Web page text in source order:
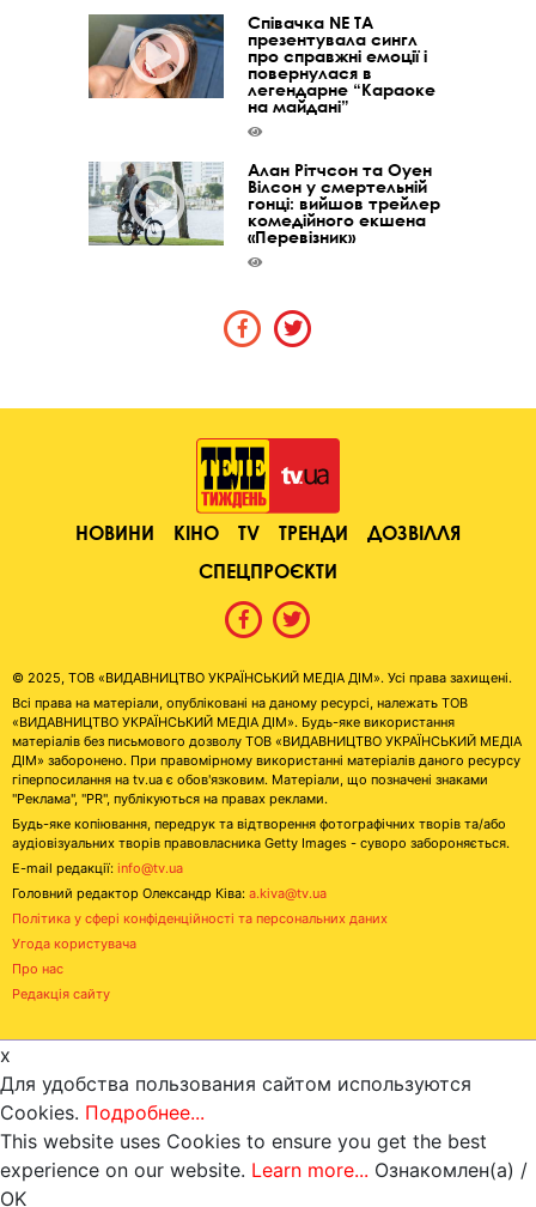
Співачка NE TA
презентувала сингл
про справжні емоції і
повернулася в
легендарне “Караоке
на майдані”
Алан Рітчсон та Оуен
Вілсон у смертельній
гонці: вийшов трейлер
комедійного екшена
«Перевізник»
НОВИНИ КІНО TV ТРЕНДИ
ДОЗВІЛЛЯ
СПЕЦПРОЄКТИ
© 2025, ТОВ «ВИДАВНИЦТВО УКРАЇНСЬКИЙ МЕДІА ДІМ». Усі права захищені.
Всі права на матеріали, опубліковані на даному ресурсі, належать ТОВ
«ВИДАВНИЦТВО УКРАЇНСЬКИЙ МЕДІА ДІМ». Будь-яке використання
матеріалів без письмового дозволу ТОВ «ВИДАВНИЦТВО УКРАЇНСЬКИЙ МЕДІА
ДІМ» заборонено. При правомірному використанні матеріалів даного ресурсу
гіперпосилання на tv.ua є обов'язковим. Матеріали, що позначені знаками
"Реклама", "PR", публікуються на правах реклами.
Будь-яке копіювання, передрук та відтворення фотографічних творів та/або
аудіовізуальних творів правовласника Getty Images - суворо забороняється.
E-mail редакції: info@tv.ua
Головний редактор Олександр Ківа: a.kiva@tv.ua
Політика у сфері конфіденційності та персональних даних
Угода користувача
Про нас
Редакція сайту
x
Для удобства пользования сайтом используются
Cookies. Подробнее...
This website uses Cookies to ensure you get the best
experience on our website. Learn more... Ознакомлен(а) /
OK